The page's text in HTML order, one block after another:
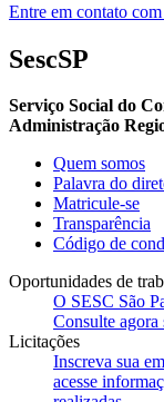
Entre em contato
SescSP
Serviço Social do
Administração
Quem somos
Palavra do
Matricule-se
Transparência
Código de
Oportunidades de
O SESC São
Consulte agora
Licitações
Inscreva sua
acesse